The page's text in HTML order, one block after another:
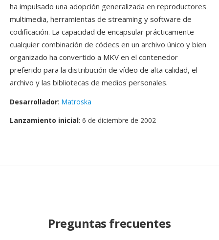
ha impulsado una adopción generalizada en reproductores
multimedia, herramientas de streaming y software de
codificación. La capacidad de encapsular prácticamente
cualquier combinación de códecs en un archivo único y bien
organizado ha convertido a MKV en el contenedor
preferido para la distribución de vídeo de alta calidad, el
archivo y las bibliotecas de medios personales.
Desarrollador: Matroska
Lanzamiento inicial: 6 de diciembre de 2002
Preguntas frecuentes